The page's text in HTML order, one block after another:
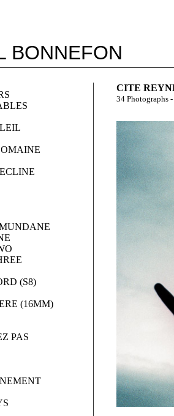
BONNEFON
(S8)
(16MM)
PAS
CITE
34 Photographs